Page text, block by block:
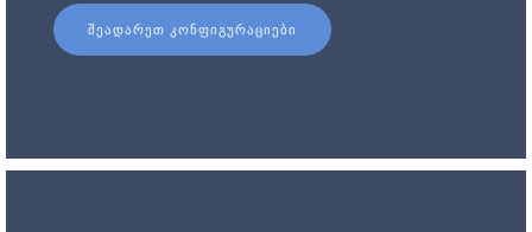
ᲨᲔᲐᲓᲐᲠᲔᲗ ᲙᲝᲜᲤᲘᲒᲣᲠᲐᲪᲘᲔᲑᲘ